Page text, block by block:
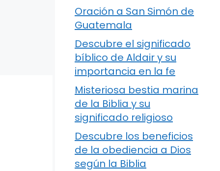
Oración a San Simón de
Guatemala
Descubre el significado
bíblico de Aldair y su
importancia en la fe
Misteriosa bestia marina
de la Biblia y su
significado religioso
Descubre los beneficios
de la obediencia a Dios
según la Biblia